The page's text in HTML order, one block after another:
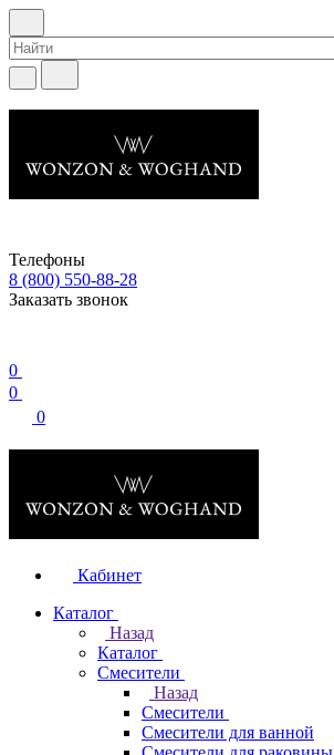
Телефоны
8 (800) 550-88-28
Заказать звонок
0
0
0
Кабинет
Каталог
Назад
Каталог
Смесители
Назад
Смесители
Смесители для ванной